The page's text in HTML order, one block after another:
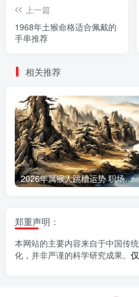
上一篇
1968年土猴命格适合佩戴的
手串推荐
相关推荐
2026年属猴人跳槽运势 职场变动最佳时机预测
郑重声明：
本网站的主要内容来自于中国传
化，并非严谨的科学研究成果。